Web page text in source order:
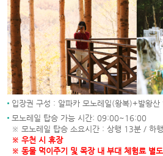
입장권 구성 : 알파카 모노레일(왕복)+발왕산
모노레일 탑승 가능 시간: 09:00~16:00
※ 모노레일 탑승 소요시간 : 상행 13분 / 하
※ 우천 시 휴장
※ 동물 먹이주기 및 목장 내 부대 체험료 별도